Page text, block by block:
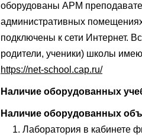
оборудованы АРМ
административных
подключены к сети Интернет.
родители, ученики) школы
https://net-school.cap.ru/
Наличие оборудованных
Наличие оборудованных
1. Лаборатория в кабинете